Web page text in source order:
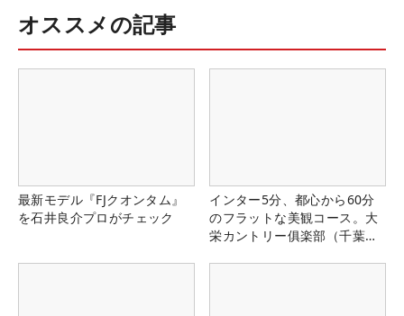
オススメの記事
最新モデル『FJクオンタム』
を石井良介プロがチェック
インター5分、都心から60分
のフラットな美観コース。大
栄カントリー俱楽部（千葉